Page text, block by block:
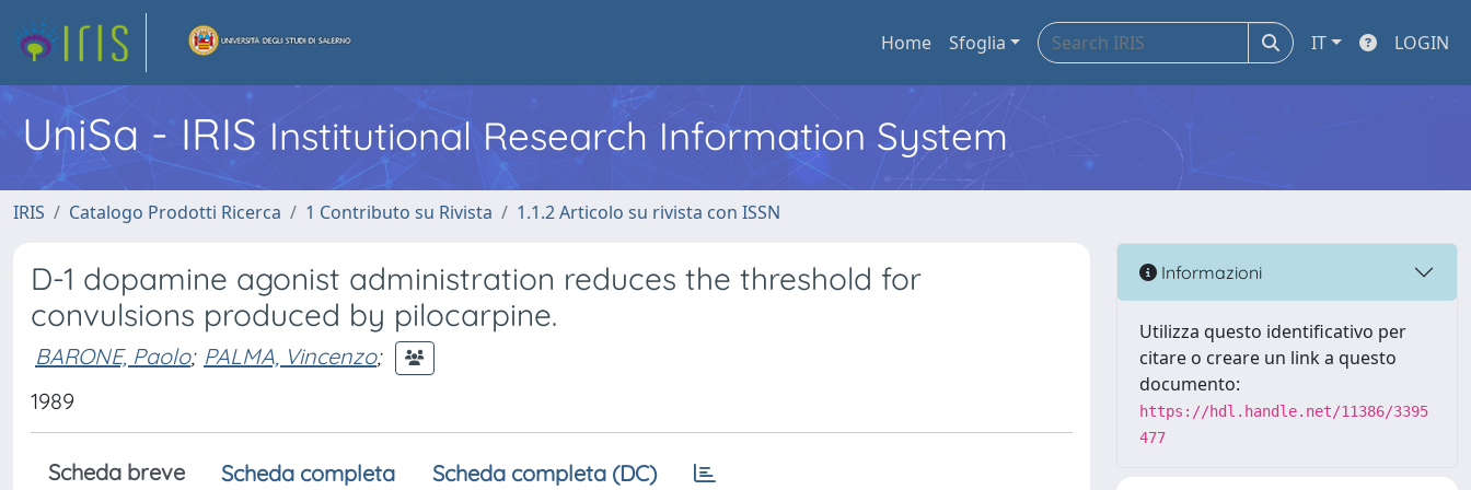
Home Sfoglia IT LOGIN
UniSa - IRIS Institutional Research Information System
IRIS Catalogo Prodotti Ricerca 1 Contributo su Rivista 1.1.2 Articolo su rivista con ISSN
D-1 dopamine agonist administration reduces the threshold for
convulsions produced by pilocarpine.
BARONE, Paolo; PALMA, Vincenzo;
1989
Scheda breve Scheda completa Scheda completa (DC)
Informazioni
Utilizza questo identificativo per
citare o creare un link a questo
documento:
https://hdl.handle.net/11386/3395
477